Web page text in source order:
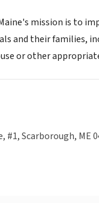
mission is to
and their families,
or other
#1, Scarborough, ME